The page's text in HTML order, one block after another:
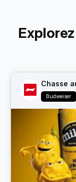
Chasse
Budweiser